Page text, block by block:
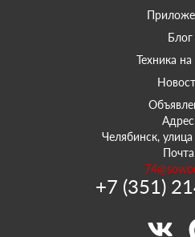
Блог
Техника на
Челябинск,
+7 (351)